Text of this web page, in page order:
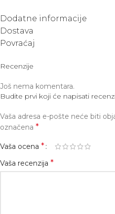
Dodatne informacije
Dostava
Povraćaj
Recenzije
Još nema komentara.
Budite prvi koji će napisati
Vaša adresa e-pošte neće biti
označena *
Vaša ocena *
Vaša recenzija *